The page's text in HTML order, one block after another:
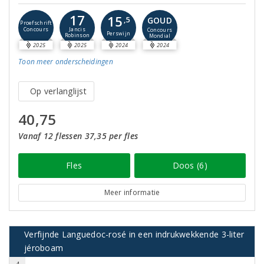
Proefschrift
Concours
2025
17
Jancis
Robinson
2025
15 ,5
Perswijn
2024
GOUD
Concours
Mondial
2024
Toon meer onderscheidingen
Op verlanglijst
40,75
Vanaf 12 flessen 37,35 per fles
Fles Doos (6)
Meer informatie
Verfijnde Languedoc-rosé in een indrukwekkende 3-liter
jéroboam